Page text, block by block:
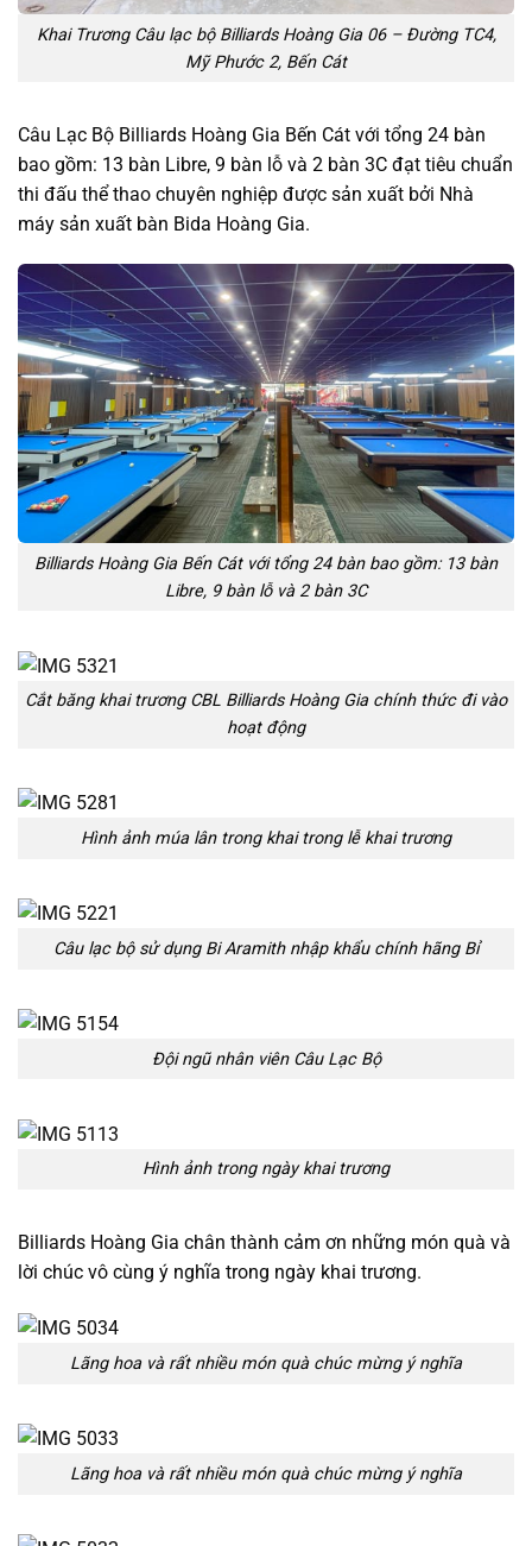
Khai Trương Câu lạc bộ Billiards Hoàng Gia 06 – Đường TC4,
Mỹ Phước 2, Bến Cát
Câu Lạc Bộ Billiards Hoàng Gia Bến Cát với tổng 24 bàn
bao gồm: 13 bàn Libre, 9 bàn lỗ và 2 bàn 3C đạt tiêu chuẩn
thi đấu thể thao chuyên nghiệp được sản xuất bởi Nhà
máy sản xuất bàn Bida Hoàng Gia.
Billiards Hoàng Gia Bến Cát với tổng 24 bàn bao gồm: 13 bàn
Libre, 9 bàn lỗ và 2 bàn 3C
Cắt băng khai trương CBL Billiards Hoàng Gia chính thức đi vào
hoạt động
Hình ảnh múa lân trong khai trong lễ khai trương
Câu lạc bộ sử dụng Bi Aramith nhập khẩu chính hãng Bỉ
Đội ngũ nhân viên Câu Lạc Bộ
Hình ảnh trong ngày khai trương
Billiards Hoàng Gia chân thành cảm ơn những món quà và
lời chúc vô cùng ý nghĩa trong ngày khai trương.
Lãng hoa và rất nhiều món quà chúc mừng ý nghĩa
Lãng hoa và rất nhiều món quà chúc mừng ý nghĩa